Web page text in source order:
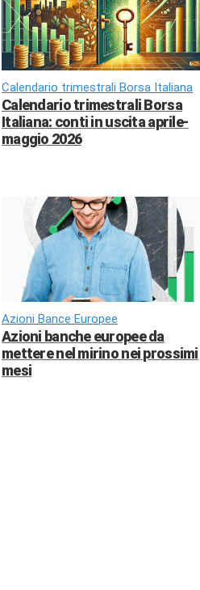
Calendario trimestrali Borsa Italiana
Calendario trimestrali Borsa
Italiana: conti in uscita aprile-
maggio 2026
Azioni Bance Europee
Azioni banche europee da
mettere nel mirino nei prossimi
mesi